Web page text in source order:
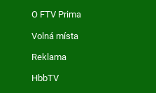
O FTV Prima
Volná místa
Reklama
HbbTV